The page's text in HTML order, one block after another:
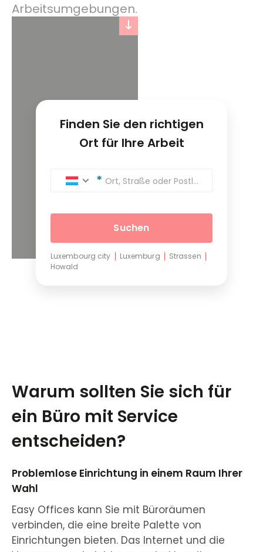
Arbeitsumgebungen.
Finden Sie den richtigen
Ort für Ihre Arbeit
Ort, Straße oder Postleitzahl
Suchen
Luxembourg city Luxemburg
Strassen
Howald
Warum sollten Sie sich für
ein Büro mit Service
entscheiden?
Problemlose Einrichtung in einem Raum Ihrer
Wahl
Easy Offices kann Sie mit Büroräumen
verbinden, die eine breite Palette von
Einrichtungen bieten. Das Internet und die